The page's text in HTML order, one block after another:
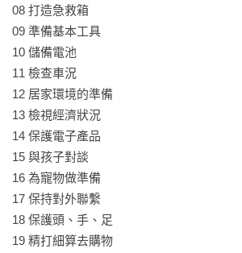
08 打造急救箱
09 準備基本工具
10 儲備電池
11 檢查車況
12 居家環境的準備
13 檢視經濟狀況
14 保護電子產品
15 與孩子對談
16 為寵物做準備
17 保持對外聯繫
18 保護頭、手、足
19 精打細算去購物